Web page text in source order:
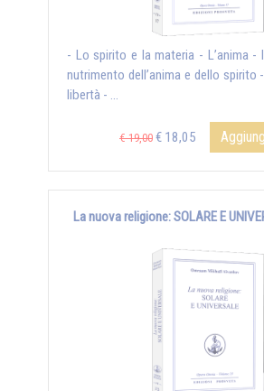
- Lo spirito e la materia - L’anima -
nutrimento dell’anima e dello spirito
libertà - ...
€ 19,00 € 18,05
La nuova religione: SOLARE E